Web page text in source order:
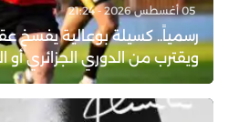
05 أغسطس 2026 - 21:24
رسمياً.. كسيلة بوعالية يفسخ
ويقترب من الدوري الجزائري